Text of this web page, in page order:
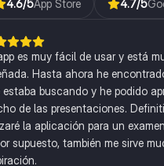
4.6/5App Store 4.7/5
es muy fácil de usar y está
Hasta ahora he
estaba buscando y he podido
de las presentaciones.
la aplicación para un
supuesto, también me sirve